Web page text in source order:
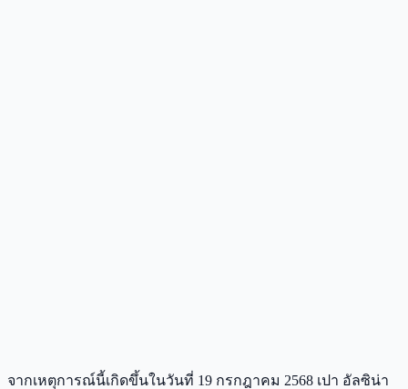
จากเหตุการณ์นี้เกิดขึ้นในวันที่ 19 กรกฎาคม 2568 เปา อัลซิน่า